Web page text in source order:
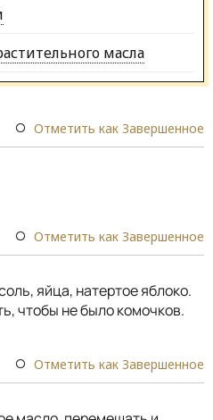
масла
Отметить как Завершенное
Отметить как Завершенное
яйца, натертое яблоко.
чтобы не было комочков.
Отметить как Завершенное